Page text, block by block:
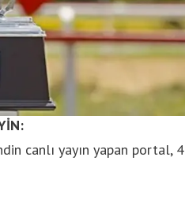
canlı yayın yapan portal, 4